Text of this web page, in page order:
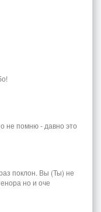
не помню - давно это
поклон. Вы (Ты) не
но и оче